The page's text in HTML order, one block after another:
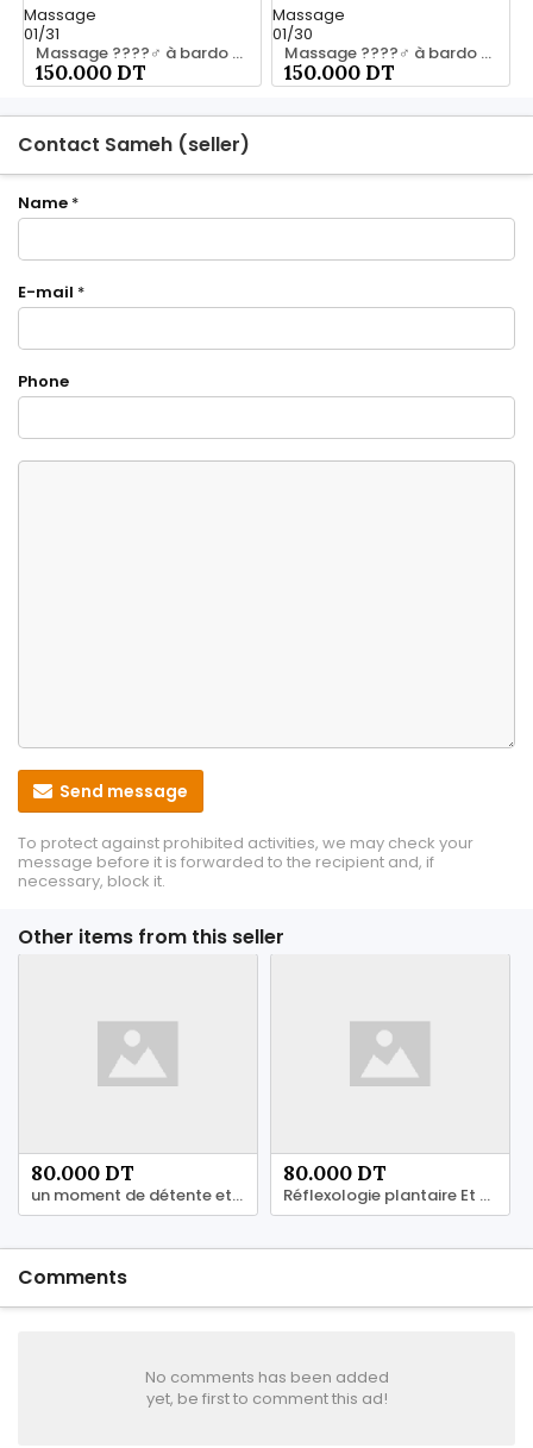
Massage
01/31
Massage ????‍♂️ à bardo srd 20466285
150.000 DT
Massage
01/30
Massage ????‍♂️ à bardo srd chez moi 55066248
150.000 DT
Contact Sameh (seller)
Name *
E-mail *
Phone
Send message
To protect against prohibited activities, we may check your
message before it is forwarded to the recipient and, if
necessary, block it.
Other items from this seller
80.000 DT
un moment de détente et de relaxation 29 184 965
80.000 DT
Réflexologie plantaire Et plus 55 147 119
Comments
No comments has been added
yet, be first to comment this ad!